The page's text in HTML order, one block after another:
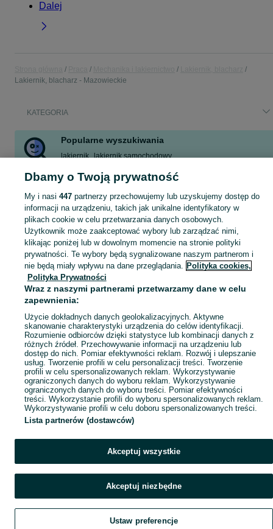
Dalej
Lakiernik, blacharz - Mazowieckie
KATEGORIA
Popularne wyszukiwania
lakiernik lakiernik samochodowy
Mapa kategorii
Mapa miejscowości
Mapa ministron
Popularne wyszukiwania
Dbamy o Twoją prywatność
My i nasi 447partnerzy przechowujemy lub uzyskujemy dostęp do
informacji na urządzeniu, takich jak unikalne identyfikatory w
plikach cookie w celu przetwarzania danych osobowych.
Użytkownik może zaakceptować wybory lub zarządzać nimi,
klikając poniżej lub w dowolnym momencie na stronie polityki
prywatności. Te wybory będą sygnalizowane naszym partnerom i
nie będą miały wpływu na dane przeglądania. Polityka cookies,
Polityka Prywatności
Wraz z naszymi partnerami przetwarzamy dane w celu
zapewnienia:
Użycie dokładnych danych geolokalizacyjnych. Aktywne
skanowanie charakterystyki urządzenia do celów identyfikacji.
Rozumienie odbiorców dzięki statystyce lub kombinacji danych z
różnych źródeł. Przechowywanie informacji na urządzeniu lub
dostęp do nich. Pomiar efektywności reklam. Rozwój i ulepszanie
usług. Tworzenie profili w celu personalizacji treści. Tworzenie
profili w celu spersonalizowanych reklam. Wykorzystywanie
ograniczonych danych do wyboru reklam. Wykorzystywanie
ograniczonych danych do wyboru treści. Pomiar efektywności
treści. Wykorzystanie profili do wyboru spersonalizowanych reklam.
Wykorzystywanie profili w celu doboru spersonalizowanych treści.
Lista partnerów (dostawców)
Akceptuj wszystkie
Akceptuj niezbędne
Ustaw preferencje